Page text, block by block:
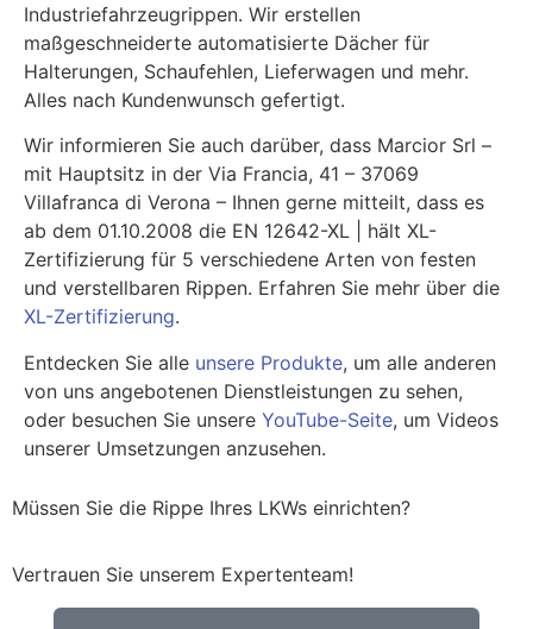
Industriefahrzeugrippen. Wir erstellen
maßgeschneiderte automatisierte Dächer für
Halterungen, Schaufehlen, Lieferwagen und mehr.
Alles nach Kundenwunsch gefertigt.
Wir informieren Sie auch darüber, dass Marcior Srl –
mit Hauptsitz in der Via Francia, 41 – 37069
Villafranca di Verona – Ihnen gerne mitteilt, dass es
ab dem 01.10.2008 die EN 12642-XL | hält XL-
Zertifizierung für 5 verschiedene Arten von festen
und verstellbaren Rippen. Erfahren Sie mehr über die
XL-Zertifizierung.
Entdecken Sie alle unsere Produkte, um alle anderen
von uns angebotenen Dienstleistungen zu sehen,
oder besuchen Sie unsere YouTube-Seite, um Videos
unserer Umsetzungen anzusehen.
Müssen Sie die Rippe Ihres LKWs einrichten?
Vertrauen Sie unserem Expertenteam!